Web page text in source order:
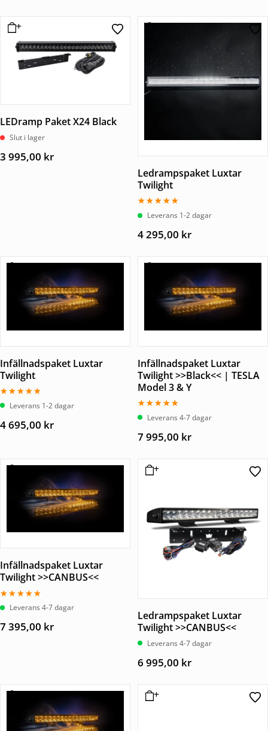
LEDramp Paket X24 Black
Slut i lager
3 995,00 kr
Ledrampspaket Luxtar
Twilight
Betygsatt
5.00Leverans 1-2 dagar
4 295,00 kr
Infällnadspaket Luxtar
Twilight
Betygsatt
5.00Leverans 1-2 dagar
4 695,00 kr
Infällnadspaket Luxtar
Twilight >>Black<< | TESLA
Model 3 & Y
Betygsatt
5.00Leverans 4-7 dagar
7 995,00 kr
Infällnadspaket Luxtar
Twilight >>CANBUS<<
Betygsatt
5.00Leverans 4-7 dagar
7 395,00 kr
Ledrampspaket Luxtar
Twilight >>CANBUS<<
Leverans 4-7 dagar
6 995,00 kr